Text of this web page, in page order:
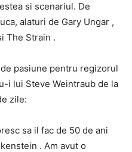
si scenariul. De
alaturi de Gary Ungar ,
The Strain .
pasiune pentru regizorul
i lui Steve Weintraub de la
zile:
sa il fac de 50 de ani
. Am avut o